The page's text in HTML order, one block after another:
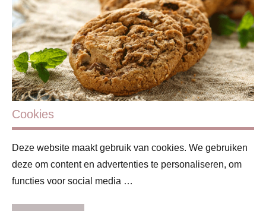
Cookies
Deze website maakt gebruik van cookies. We gebruiken
deze om content en advertenties te personaliseren, om
functies voor social media …